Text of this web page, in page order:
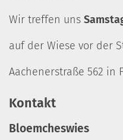
Wir treffen uns
auf der Wiese vor der
Aachenerstraße 562 in
Kontakt
Bloemcheswies